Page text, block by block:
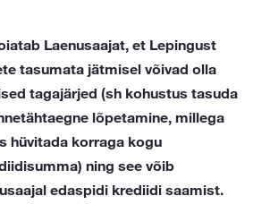
Laenusaajat, et Lepingust
tasumata jätmisel võivad olla
tagajärjed (sh kohustus tasuda
lõpetamine, millega
hüvitada korraga kogu
ning see võib
edaspidi krediidi saamist.